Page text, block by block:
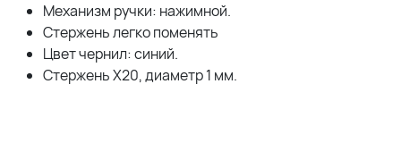
Механизм ручки: нажимной.
Стержень легко поменять
Цвет чернил: синий.
Стержень Х20, диаметр 1 мм.